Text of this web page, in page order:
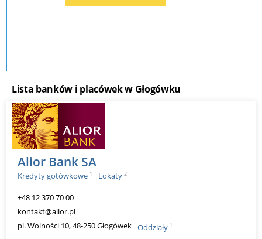
Lista banków i placówek w Głogówku
Alior Bank SA
Kredyty gotówkowe 1 Lokaty 2
+48 12 370 70 00
kontakt@alior.pl
pl. Wolności 10, 48-250 Głogówek Oddziały 1